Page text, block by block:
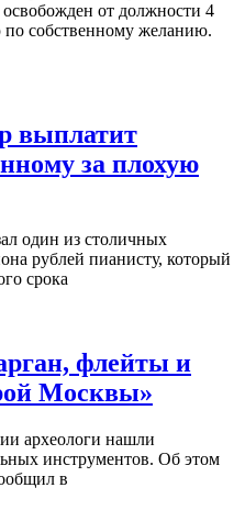
от должности 4
по собственному желанию.
выплатит
за плохую
один из столичных
рублей пианисту, который
срока
флейты и
Москвы»
археологи нашли
инструментов. Об этом
в